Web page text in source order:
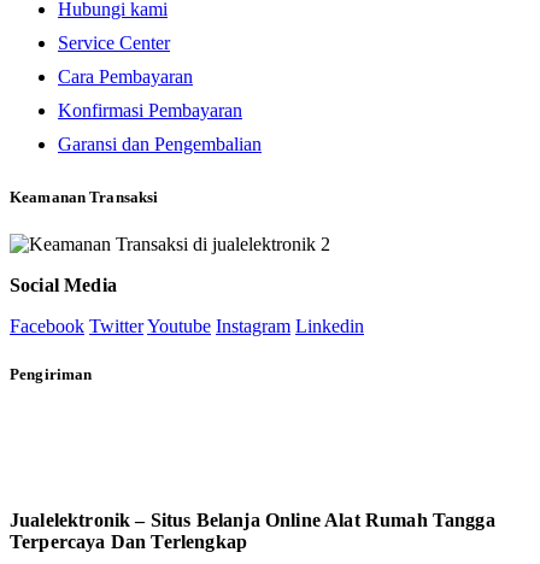
Hubungi kami
Service Center
Cara Pembayaran
Konfirmasi Pembayaran
Garansi dan Pengembalian
Keamanan Transaksi
Social Media
Facebook TwitterYoutube Instagram Linkedin
Pengiriman
Jualelektronik – Situs Belanja Online Alat Rumah Tangga
Terpercaya Dan Terlengkap